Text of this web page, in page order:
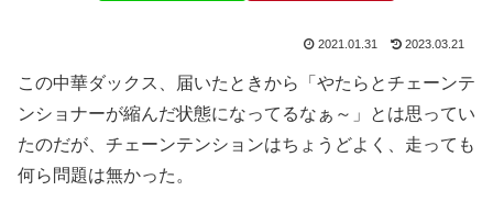
2021.01.31 2023.03.21
この中華ダックス、届いたときから「やたらとチェーンテ
ンショナーが縮んだ状態になってるなぁ～」とは思ってい
たのだが、チェーンテンションはちょうどよく、走っても
何ら問題は無かった。